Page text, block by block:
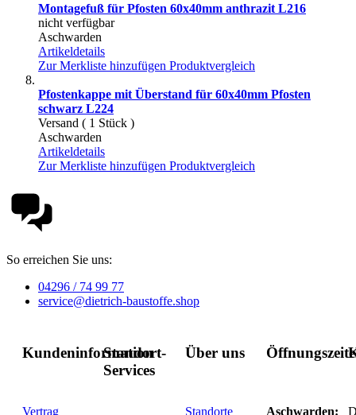
Montagefuß für Pfosten 60x40mm anthrazit L216
nicht verfügbar
Aschwarden
Artikeldetails
Zur Merkliste hinzufügen Produktvergleich
Pfostenkappe mit Überstand für 60x40mm Pfosten
schwarz L224
Versand ( 1 Stück )
Aschwarden
Artikeldetails
Zur Merkliste hinzufügen Produktvergleich
So erreichen Sie uns:
04296 / 74 99 77
service@dietrich-baustoffe.shop
Kundeninformation
Vertrag
Standort-
Services
Über uns
Standorte Aschwarden: